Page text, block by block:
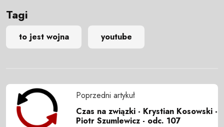
Tagi
to jest wojna youtube
Poprzedni artykuł
Czas na związki - Krystian Kosowski -
Piotr Szumlewicz - odc. 107